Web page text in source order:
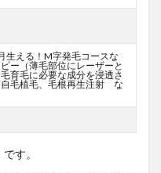
生える！M字発毛コースな
ー（薄毛部位にレーザーと
育毛に必要な成分を浸透さ
毛植毛、毛根再生注射 な
す。